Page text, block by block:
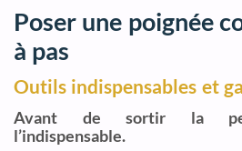
Poser une poignée
à pas
Outils indispensables et
Avant de sortir la
l’indispensable.